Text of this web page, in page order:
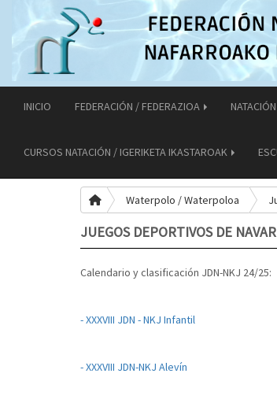
INICIO FEDERACIÓN / FEDERAZIOA
CURSOS NATACIÓN / IGERIKETA IKASTAROAK
Waterpolo / Waterpoloa
JUEGOS DEPORTIVOS DE
Calendario y clasificación JDN-NKJ 24/25:
- XXXVIII JDN - NKJ Infantil
- XXXVIII JDN-NKJ Alevín